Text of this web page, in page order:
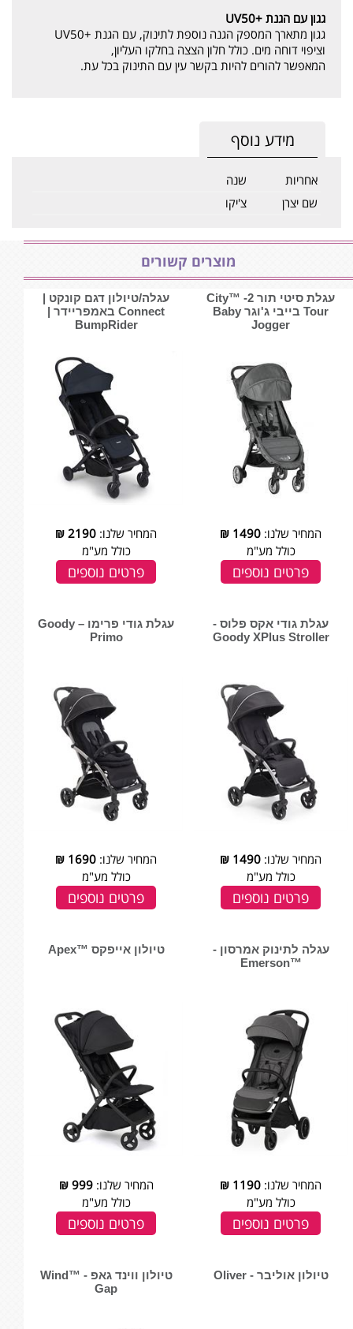
גגון עם הגנת +UV50
גגון מתארך המספק הגנה נוספת לתינוק, עם הגנת +UV50
וציפוי דוחה מים. כולל חלון הצצה בחלקו העליון,
המאפשר להורים להיות בקשר עין עם התינוק בכל עת.
מידע נוסף
אחריות
שנה
שם יצרן
צ'יקו
מוצרים קשורים
עגלת סיטי תור 2- ™City
Tour בייבי ג'וגר Baby
Jogger
המחיר שלנו: 1490
₪
כולל מע"מ
פרטים נוספים
עגלה/טיולון דגם קונקט |
Connect באמפריידר |
BumpRider
המחיר שלנו: 2190
₪
כולל מע"מ
פרטים נוספים
עגלת גודי אקס פלוס -
Goody XPlus Stroller
המחיר שלנו: 1490
₪
כולל מע"מ
פרטים נוספים
עגלת גודי פרימו – Goody
Primo
המחיר שלנו: 1690
₪
כולל מע"מ
פרטים נוספים
עגלה לתינוק אמרסון -
™Emerson
המחיר שלנו: 1190
₪
כולל מע"מ
פרטים נוספים
טיולון אייפקס ™Apex
המחיר שלנו:999
₪
כולל מע"מ
פרטים נוספים
טיולון אוליבר - Oliver
טיולון ווינד גאפ - ™Wind
Gap